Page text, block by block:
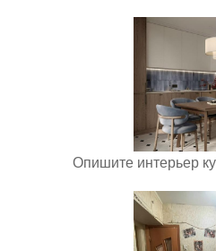
Опишите интерьер